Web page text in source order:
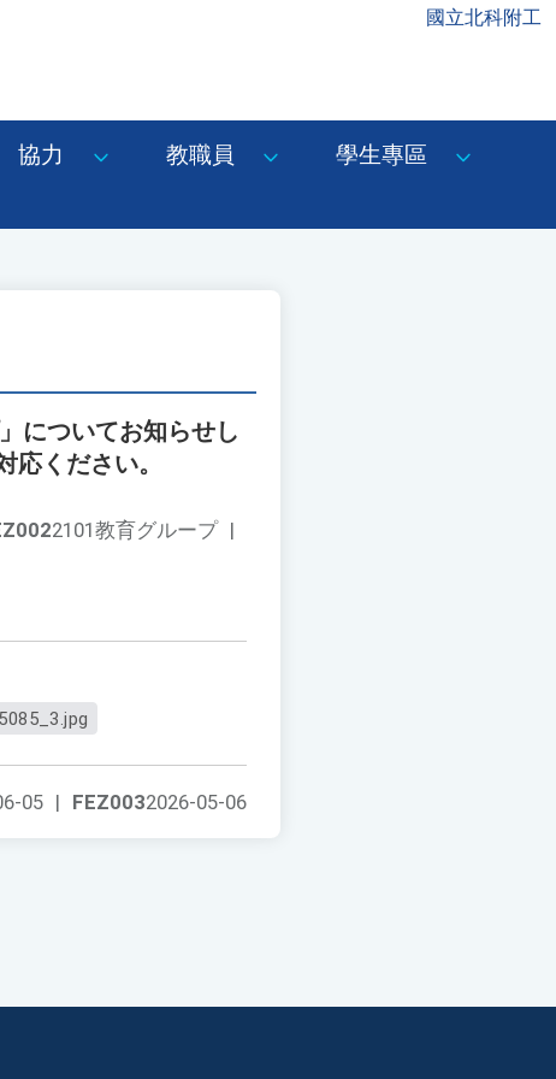
國立北科附工
協力 教職員
學生專區
についてお知らせし
ください。
2101教育グループ |
FEZ0032026-05-06
05 |